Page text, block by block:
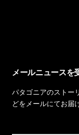
メールニュースを
パタゴニアのストー
どをメールにてお届